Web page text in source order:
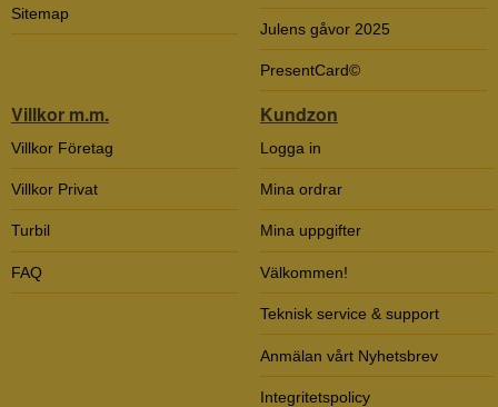
Sitemap
Julens gåvor 2025
PresentCard©
Villkor m.m.
Villkor Företag
Villkor Privat
Turbil
FAQ
Kundzon
Logga in
Mina ordrar
Mina uppgifter
Välkommen!
Teknisk service & support
Anmälan vårt Nyhetsbrev
Integritetspolicy